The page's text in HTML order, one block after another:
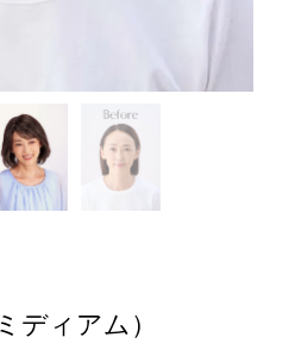
ディアム）